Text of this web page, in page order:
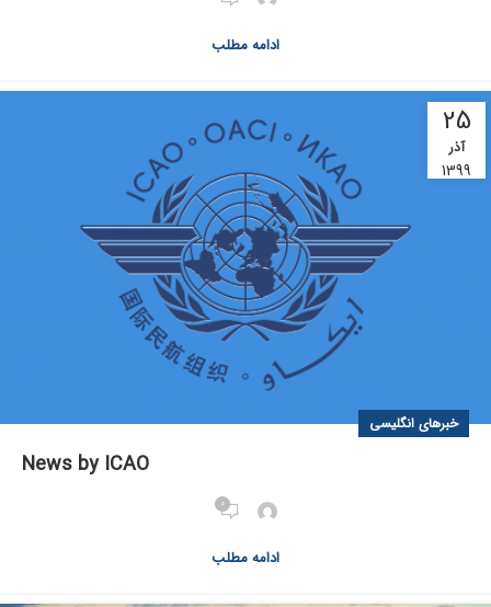
ادامه مطلب
25
آذر
1399
خبرهای انگلیسی
News by ICAO
0
ادامه مطلب